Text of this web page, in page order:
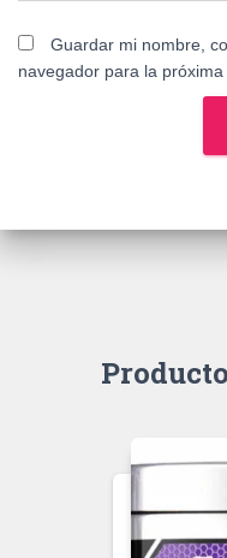
Guardar mi nombre,
navegador para la